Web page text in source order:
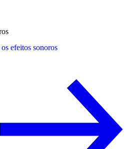
efeitos sonoros